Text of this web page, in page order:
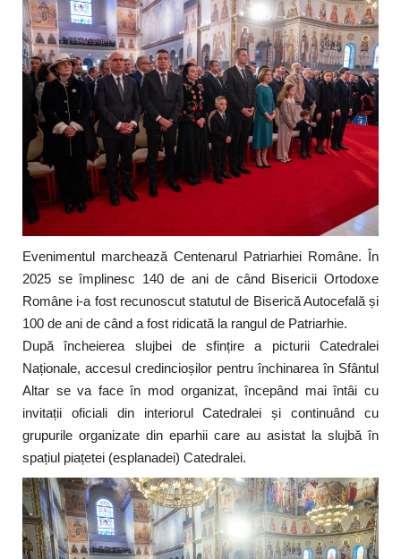
Evenimentul marchează Centenarul Patriarhiei Române. În
2025 se împlinesc 140 de ani de când Bisericii Ortodoxe
Române i-a fost recunoscut statutul de Biserică Autocefală și
100 de ani de când a fost ridicată la rangul de Patriarhie.
După încheierea slujbei de sfințire a picturii Catedralei
Naționale, accesul credincioșilor pentru închinarea în Sfântul
Altar se va face în mod organizat, începând mai întâi cu
invitații oficiali din interiorul Catedralei și continuând cu
grupurile organizate din eparhii care au asistat la slujbă în
spațiul piațetei (esplanadei) Catedralei.